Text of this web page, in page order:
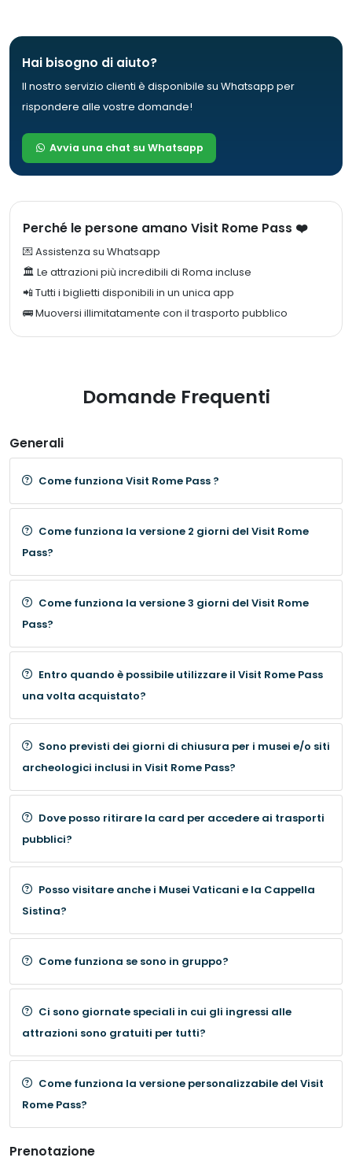
Hai bisogno di aiuto?
Il nostro servizio clienti è disponibile su Whatsapp per
rispondere alle vostre domande!
Avvia una chat su Whatsapp
Perché le persone amano Visit Rome Pass ❤️
💌 Assistenza su Whatsapp
🏛️ Le attrazioni più incredibili di Roma incluse
📲 Tutti i biglietti disponibili in un unica app
🚌 Muoversi illimitatamente con il trasporto pubblico
Domande Frequenti
Generali
Come funziona Visit Rome Pass ?
Come funziona la versione 2 giorni del Visit Rome
Pass?
Come funziona la versione 3 giorni del Visit Rome
Pass?
Entro quando è possibile utilizzare il Visit Rome Pass
una volta acquistato?
Sono previsti dei giorni di chiusura per i musei e/o siti
archeologici inclusi in Visit Rome Pass?
Dove posso ritirare la card per accedere ai trasporti
pubblici?
Posso visitare anche i Musei Vaticani e la Cappella
Sistina?
Come funziona se sono in gruppo?
Ci sono giornate speciali in cui gli ingressi alle
attrazioni sono gratuiti per tutti?
Come funziona la versione personalizzabile del Visit
Rome Pass?
Prenotazione